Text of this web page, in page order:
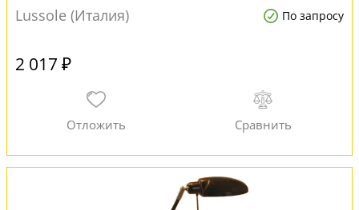
Lussole (Италия)
По запросу
2 017 ₽